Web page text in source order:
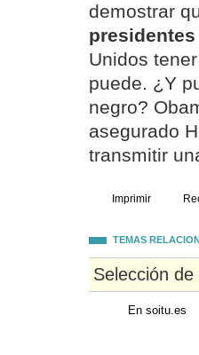
demostrar
Unidos
puede. ¿Y
negro?
asegurado
transmitir
Imprimir
TEMAS
Selección
En soitu.es